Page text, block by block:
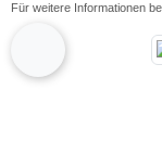
Für weitere Informationen
Wenn mehr als ein
zurück